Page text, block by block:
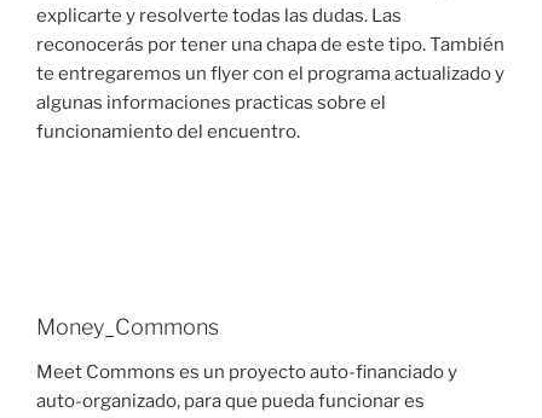
explicarte y resolverte todas las dudas. Las
reconocerás por tener una chapa de este tipo. También
te entregaremos un flyer con el programa actualizado y
algunas informaciones practicas sobre el
funcionamiento del encuentro.
Money_Commons
Meet Commons es un proyecto auto-financiado y
auto-organizado, para que pueda funcionar es